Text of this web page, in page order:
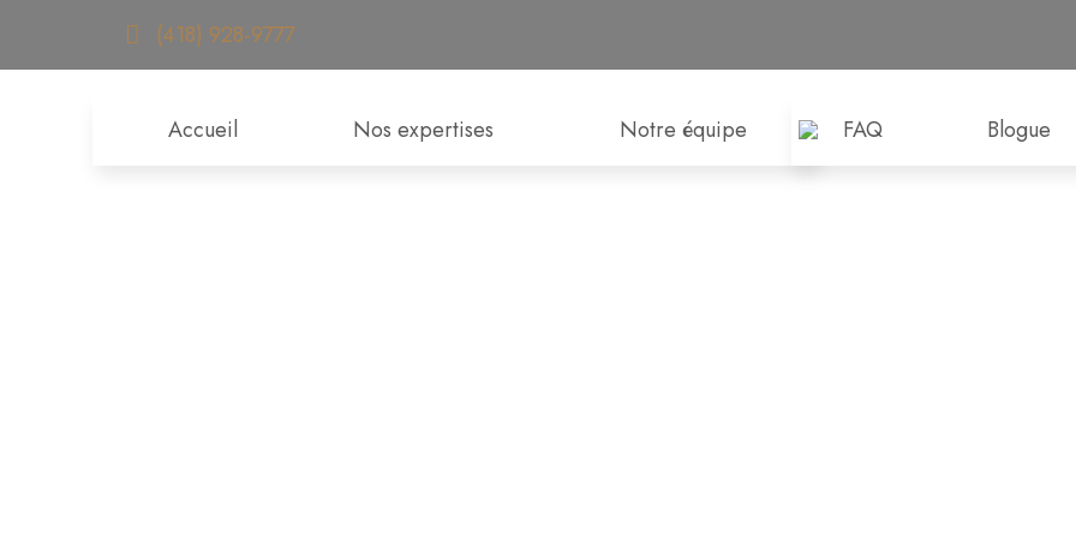
(418) 928-9777
Accueil Nos expertises Notre équipe FAQ Blogue